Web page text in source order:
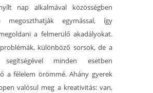
nap alkalmával közösségben
megoszthatják egymással, így
a felmerülő akadályokat.
különböző sorsok, de a
segítségével minden esetben
a félelem örömmé. Ahány gyerek
valósul meg a kreativitás: van,